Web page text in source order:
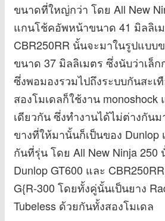
ขนาดที่ใหญ่กว่า โดย All New
แกนโช้คอัพหน้าขนาด 41 มิลลิเม
CBR250RR นั้นจะมาในรูปแบบ
ขนาด 37 มิลลิเมตร ซึ่งนับว่าเล็
ซึ่งพอมองรวมไปถึงระบบกันสะเ
สองโมเดลก็ใช้งาน monoshock
เดียวกัน ซึ่งทำงานได้ไม่ต่างกัน
ขางที่ให้มานั้นก็เป็นของ
กันที่รุ่น โดย All New Ninja 250
Dunlop GT600 และ
G{R-300 โดยทั้งคู่นั้นเป็นยาง
Tubeless ด้วยกันทั้งสองโมเดล